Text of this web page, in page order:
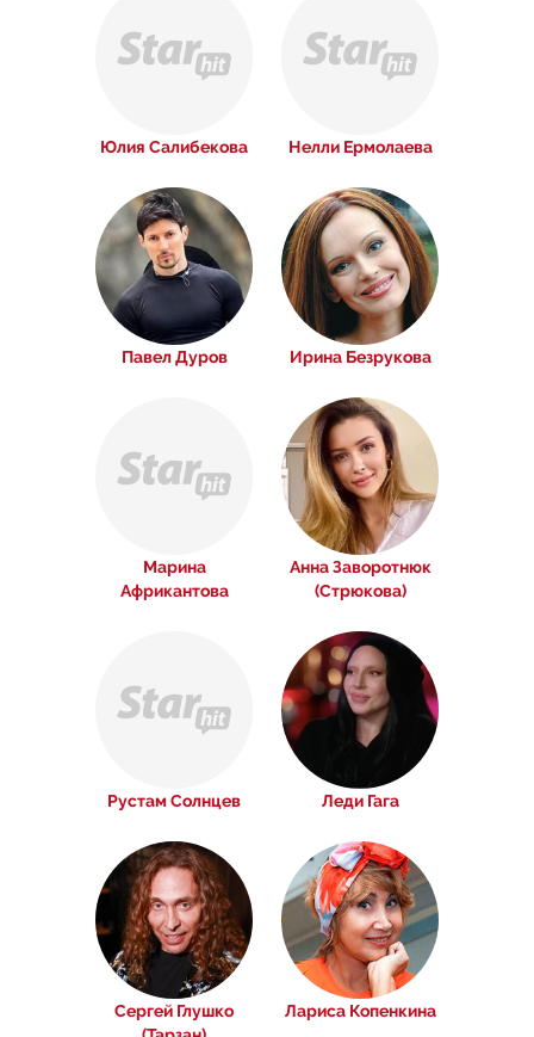
Юлия Салибекова Нелли Ермолаева
Павел Дуров Ирина Безрукова
Марина
Африкантова
Анна Заворотнюк
(Стрюкова)
Рустам Солнцев Леди Гага
Сергей Глушко
Лариса Копенкина